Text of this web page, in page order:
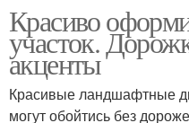
Красиво
участок.
акценты
Красивые ландшафтные
могут обойтись без